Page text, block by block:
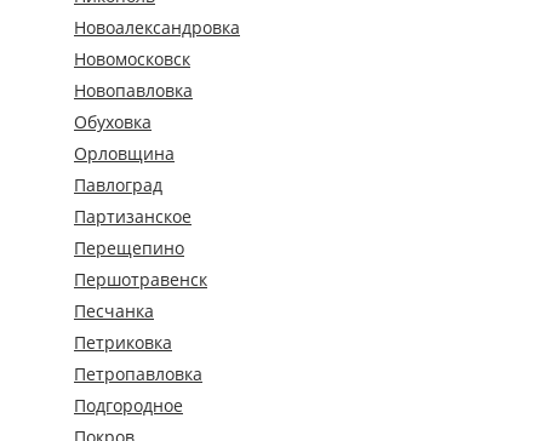
Новоалександровка
Новомосковск
Новопавловка
Обуховка
Орловщина
Павлоград
Партизанское
Перещепино
Першотравенск
Песчанка
Петриковка
Петропавловка
Подгородное